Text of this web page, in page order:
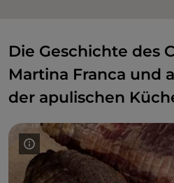
Die Geschichte des
Martina Franca und
der apulischen